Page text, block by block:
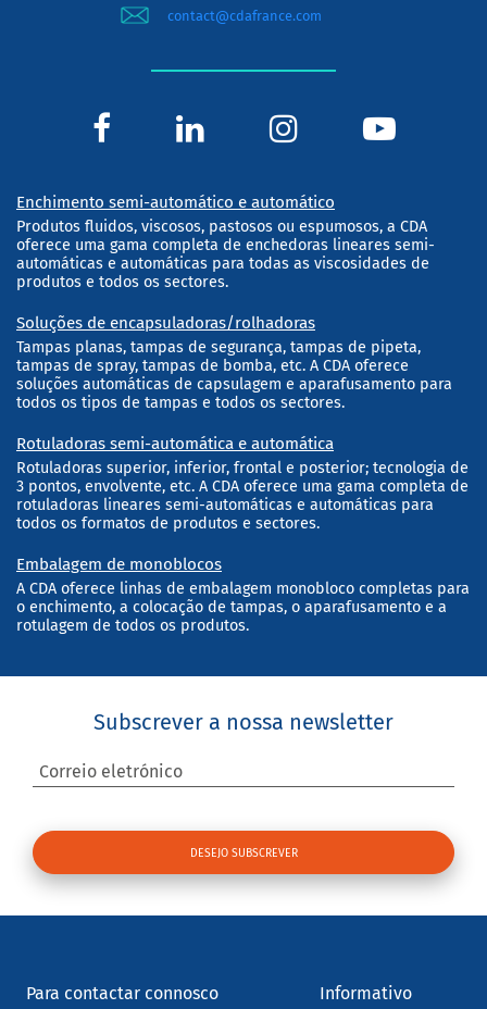
contact@cdafrance.com
Enchimento semi-automático e automático
Produtos fluidos, viscosos, pastosos ou espumosos, a CDA
oferece uma gama completa de enchedoras lineares semi-
automáticas e automáticas para todas as viscosidades de
produtos e todos os sectores.
Soluções de encapsuladoras/rolhadoras
Tampas planas, tampas de segurança, tampas de pipeta,
tampas de spray, tampas de bomba, etc. A CDA oferece
soluções automáticas de capsulagem e aparafusamento para
todos os tipos de tampas e todos os sectores.
Rotuladoras semi-automática e automática
Rotuladoras superior, inferior, frontal e posterior; tecnologia de
3 pontos, envolvente, etc. A CDA oferece uma gama completa de
rotuladoras lineares semi-automáticas e automáticas para
todos os formatos de produtos e sectores.
Embalagem de monoblocos
A CDA oferece linhas de embalagem monobloco completas para
o enchimento, a colocação de tampas, o aparafusamento e a
rotulagem de todos os produtos.
Subscrever a nossa newsletter
Correio eletrónico
Para contactar connosco Informativo